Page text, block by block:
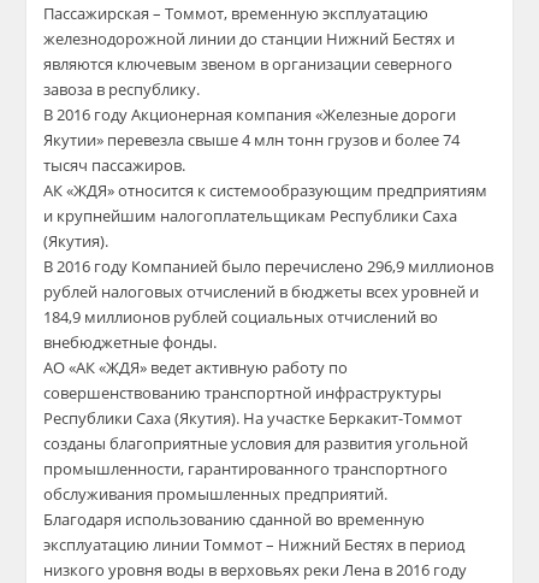
Пассажирская – Томмот, временную эксплуатацию
железнодорожной линии до станции Нижний Бестях и
являются ключевым звеном в организации северного
завоза в республику.
В 2016 году Акционерная компания «Железные дороги
Якутии» перевезла свыше 4 млн тонн грузов и более 74
тысяч пассажиров.
АК «ЖДЯ» относится к системообразующим предприятиям
и крупнейшим налогоплательщикам Республики Саха
(Якутия).
В 2016 году Компанией было перечислено 296,9 миллионов
рублей налоговых отчислений в бюджеты всех уровней и
184,9 миллионов рублей социальных отчислений во
внебюджетные фонды.
АО «АК «ЖДЯ» ведет активную работу по
совершенствованию транспортной инфраструктуры
Республики Саха (Якутия). На участке Беркакит-Томмот
созданы благоприятные условия для развития угольной
промышленности, гарантированного транспортного
обслуживания промышленных предприятий.
Благодаря использованию сданной во временную
эксплуатацию линии Томмот – Нижний Бестях в период
низкого уровня воды в верховьях реки Лена в 2016 году